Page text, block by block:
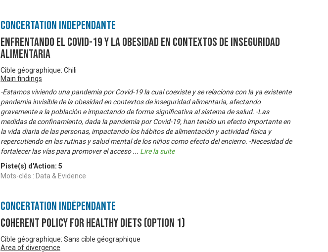
Concertation Indépendante
Enfrentando el Covid-19 y la obesidad en contextos de Inseguridad
Alimentaria
Cible géographique: Chili
Main findings
-Estamos viviendo una pandemia por Covid-19 la cual coexiste y se relaciona con la ya existente
pandemia invisible de la obesidad en contextos de inseguridad alimentaria, afectando
gravemente a la población e impactando de forma significativa al sistema de salud. -Las
medidas de confinamiento, dada la pandemia por Covid-19, han tenido un efecto importante en
la vida diaria de las personas, impactando los hábitos de alimentación y actividad física y
repercutiendo en las rutinas y salud mental de los niños como efecto del encierro. -Necesidad de
fortalecer las vías para promover el acceso... Lire la suite
Piste(s) d'Action: 5
Mots-clés : Data & Evidence
Concertation Indépendante
Coherent Policy for Healthy Diets (Option 1)
Cible géographique: Sans cible géographique
Area of divergence